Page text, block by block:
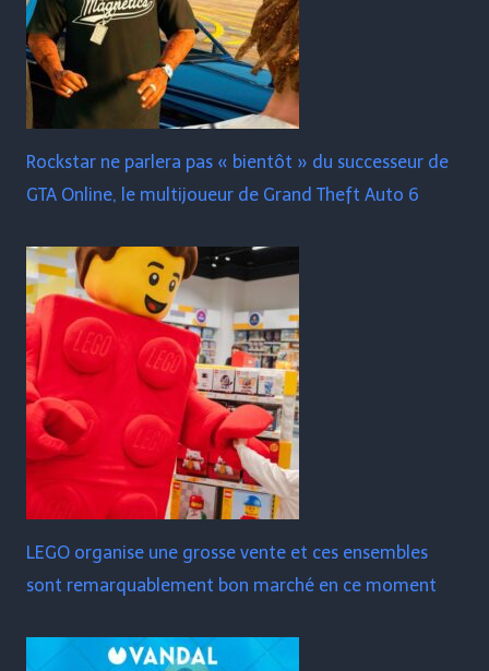
Rockstar ne parlera pas « bientôt » du successeur de
GTA Online, le multijoueur de Grand Theft Auto 6
LEGO organise une grosse vente et ces ensembles
sont remarquablement bon marché en ce moment